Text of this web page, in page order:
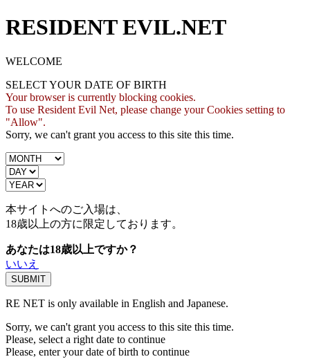
RESIDENT EVIL.NET
WELCOME
SELECT YOUR DATE OF BIRTH
Your browser is currently blocking cookies.
To use Resident Evil Net, please change your Cookies setting to
"Allow".
Sorry, we can't grant you access to this site this time.
本サイトへのご入場は、
18歳以上の方に限定しております。
あなたは18歳以上ですか？
いいえ
RE NET is only available in English and Japanese.
Sorry, we can't grant you access to this site this time.
Please, select a right date to continue
Please, enter your date of birth to continue